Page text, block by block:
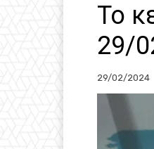
Το
29/
29/02/2024